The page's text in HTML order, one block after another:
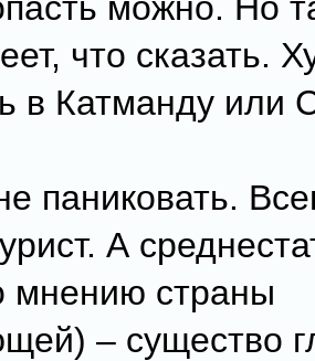
что сказать.
в Катманду или
паниковать.
А
мнению страны
– существо